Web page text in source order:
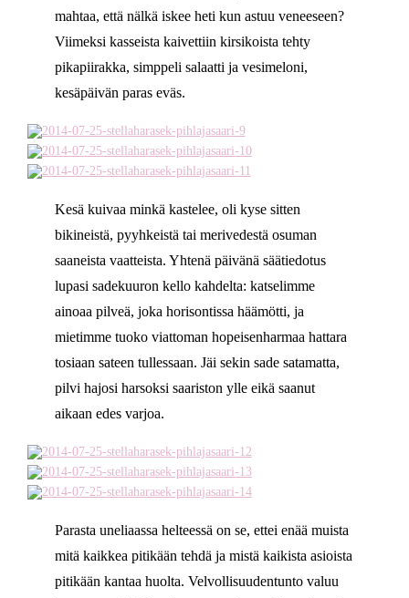
mahtaa, että nälkä iskee heti kun astuu veneeseen?
Viimeksi kasseista kaivettiin kirsikoista tehty
pikapiirakka, simppeli salaatti ja vesimeloni,
kesäpäivän paras eväs.
Kesä kuivaa minkä kastelee, oli kyse sitten
bikineistä, pyyhkeistä tai merivedestä osuman
saaneista vaatteista. Yhtenä päivänä säätiedotus
lupasi sadekuuron kello kahdelta: katselimme
ainoaa pilveä, joka horisontissa häämötti, ja
mietimme tuoko viattoman hopeisenharmaa hattara
tosiaan sateen tullessaan. Jäi sekin sade satamatta,
pilvi hajosi harsoksi saariston ylle eikä saanut
aikaan edes varjoa.
Parasta uneliaassa helteessä on se, ettei enää muista
mitä kaikkea pitikään tehdä ja mistä kaikista asioista
pitikään kantaa huolta. Velvollisuudentunto valuu